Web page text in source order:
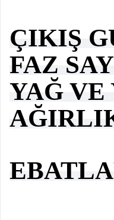
ÇIKIŞ
FAZ
YAĞ VE